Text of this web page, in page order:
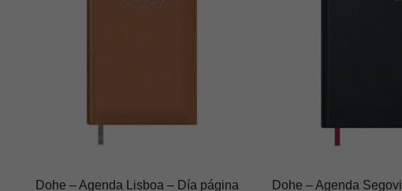
Dohe – Agenda Lisboa – Día página Dohe – Agenda